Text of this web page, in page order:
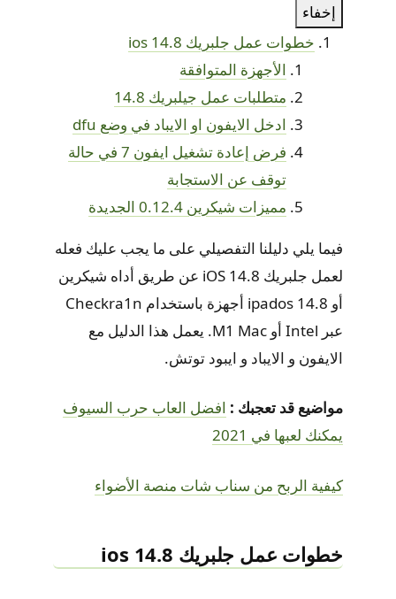
إخفاء
خطوات عمل جلبريك ios 14.8
الأجهزة المتوافقة
متطلبات عمل جيلبريك 14.8
ادخل الايفون او الايباد في وضع dfu
فرض إعادة تشغيل ايفون 7 في حالة
توقف عن الاستجابة
مميزات شيكرين 0.12.4 الجديدة
فيما يلي دليلنا التفصيلي على ما يجب عليك فعله
لعمل جلبريك iOS 14.8 عن طريق أداه شيكرين
أو ipados 14.8 أجهزة باستخدام Checkra1n
عبر Intel أو M1 Mac. يعمل هذا الدليل مع
الايفون و الايباد و ايبود توتش.
مواضيع قد تعجبك : افضل العاب حرب السيوف
يمكنك لعبها في 2021
كيفية الربح من سناب شات منصة الأضواء
خطوات عمل جلبريك ios 14.8